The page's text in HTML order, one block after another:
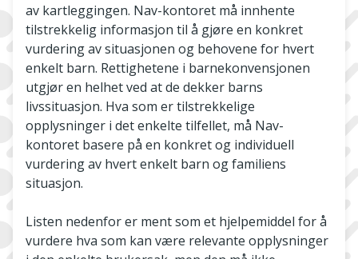
av kartleggingen. Nav-kontoret må innhente
tilstrekkelig informasjon til å gjøre en konkret
vurdering av situasjonen og behovene for hvert
enkelt barn. Rettighetene i barnekonvensjonen
utgjør en helhet ved at de dekker barns
livssituasjon. Hva som er tilstrekkelige
opplysninger i det enkelte tilfellet, må Nav-
kontoret basere på en konkret og individuell
vurdering av hvert enkelt barn og familiens
situasjon.
Listen nedenfor er ment som et hjelpemiddel for å
vurdere hva som kan være relevante opplysninger